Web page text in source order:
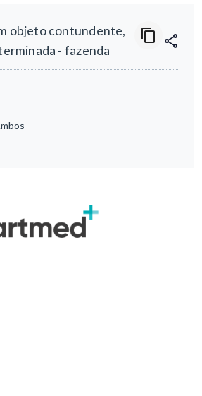
objeto contundente,
- fazenda